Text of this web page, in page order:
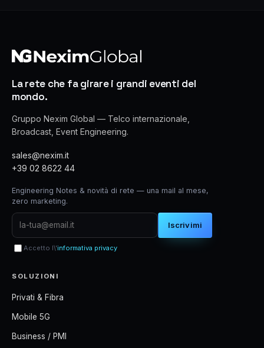
La rete che fa girare i grandi eventi del
mondo.
Gruppo Nexim Global — Telco internazionale,
Broadcast, Event Engineering.
sales@nexim.it
+39 02 8622 44
Engineering Notes & novità di rete — una mail al mese,
zero marketing.
Iscrivimi
Accetto l\'informativa privacy
SOLUZIONI
Privati & Fibra
Mobile 5G
Business / PMI